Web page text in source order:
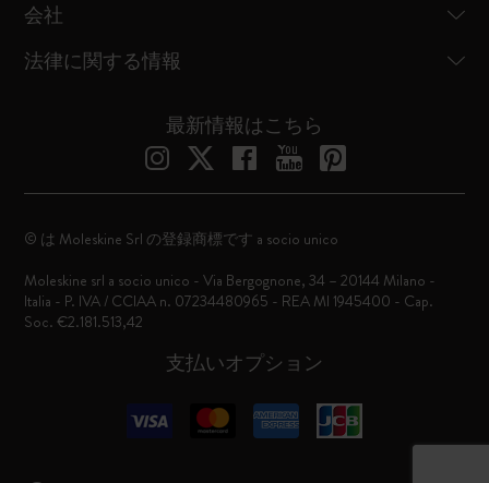
会社
法律に関する情報
最新情報はこちら
支払いオプション
© は Moleskine Srl の登録商標です a socio unico
Moleskine srl a socio unico - Via Bergognone, 34 – 20144 Milano -
Italia - P. IVA / CCIAA n. 07234480965 - REA MI 1945400 - Cap.
Soc. €2.181.513,42